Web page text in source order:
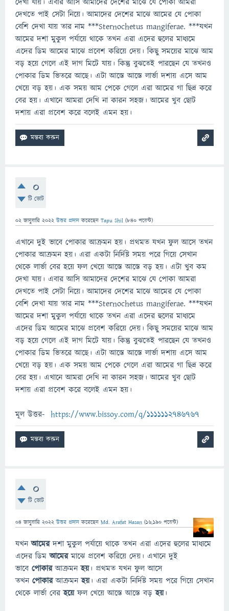
দেখতে পাই সেটা নিয়ে। আমাদের দেশের মাঝে আমের যে পোকা
বেশি দেখা যায় তার নাম ***Sternochetus mangiferae. ***যখন
আমের দশা মুকুল পর্যায়ে থাকে তখন এরা এদের হুলের মাধ্যমে
এদের ডিম আমের মাঝে প্রবেশ করিয়ে দেয়। কিছু সময়ের মাঝে আম
বড় হয়ে গেলে এই দাগ মিটে যায়। কিন্তু বুঝতেই পারছেন যে তখনও
পোকার ডিম ভিতরে আছে। এটা আস্তে আস্তে লার্ভা দশায় এসে আম
খেয়ে বড় হয়। এক সময় আম পেকে গেলে এরা আমের গা ছিদ্র করে
বের হয়। এখানে আমরা দেখি না কারন সহজ। আমের খুব ছোট
দশায় এরা প্রবেশ করে বলেই এমন হয়।
0
টি ভোট
02 জানুয়ারি 2022 উত্তর প্রদান করেছেন Tapu Shil (840 পয়েন্ট)
এখানে দুই ভাবে পোকার আক্রমন হয়। প্রথমত যখন ফুল আসে তখন
পোকার আক্রমন হয়। এরা একটা নির্দিষ্ট সময় পরে গিয়ে সেখান
থেকে লার্ভা বের হয়ে ফল খেয়ে আস্তে আস্তে বড় হয়। এটা খুব কম
দেখা যায়। এবার আসি আমাদের দেশের মাঝে যে পোকা আমরা
দেখতে পাই সেটা নিয়ে। আমাদের দেশের মাঝে আমের যে পোকা
বেশি দেখা যায় তার নাম ***Sternochetus mangiferae. ***যখন
আমের দশা মুকুল পর্যায়ে থাকে তখন এরা এদের হুলের মাধ্যমে
এদের ডিম আমের মাঝে প্রবেশ করিয়ে দেয়। কিছু সময়ের মাঝে আম
বড় হয়ে গেলে এই দাগ মিটে যায়। কিন্তু বুঝতেই পারছেন যে তখনও
পোকার ডিম ভিতরে আছে। এটা আস্তে আস্তে লার্ভা দশায় এসে আম
খেয়ে বড় হয়। এক সময় আম পেকে গেলে এরা আমের গা ছিদ্র করে
বের হয়। এখানে আমরা দেখি না কারন সহজ। আমের খুব ছোট
দশায় এরা প্রবেশ করে বলেই এমন হয়।
মূল উত্তর- https://www.bissoy.com/q/1111112746767
0
টি ভোট
04 জানুয়ারি 2022 উত্তর প্রদান করেছেন Md. Arafat Hasan (16,190 পয়েন্ট)
যখনআমেরদশা মুকুল পর্যায়ে থাকে তখন এরা এদের হুলের মাধ্যমে
এদের ডিমআমেরমাঝে প্রবেশ করিয়ে দেয়। এখানে দুই
ভাবে পোকারআক্রমনহয়। প্রথমত যখন ফুল আসে
তখন পোকারআক্রমনহয়। এরা একটা নির্দিষ্ট সময় পরে গিয়ে সেখান
থেকে লার্ভা বেরহয়েফল খেয়ে আস্তে আস্তে বড়হয়।